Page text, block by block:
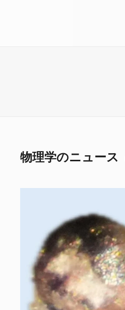
物理学のニュース